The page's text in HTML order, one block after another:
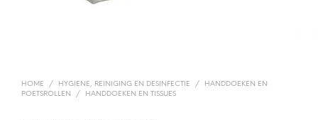
HOME / HYGIENE, REINIGING EN DESINFECTIE /
HANDDOEKEN EN
POETSROLLEN
/ HANDDOEKEN EN TISSUES